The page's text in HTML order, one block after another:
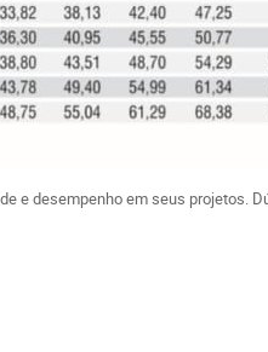
e desempenho em seus projetos.